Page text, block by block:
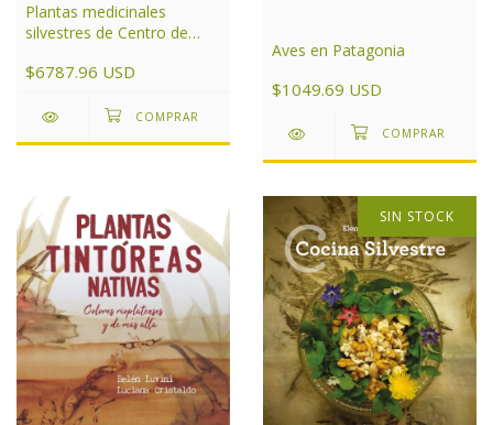
Plantas medicinales
silvestres de Centro de
$6787.96 USD
Aves en Patagonia
$1049.69 USD
SIN STOCK